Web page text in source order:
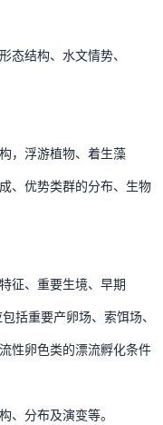
态结构、水文情势、
，浮游植物、着生藻
、优势类群的分布、生物
征、重要生境、早期
括重要产卵场、索饵场、
性卵色类的漂流孵化条件
分布及演变等。